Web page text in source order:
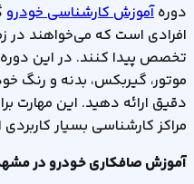
دورهآموزش کارشناسی خودرو
افرادی است که می‌خواهند در
تخصص پیدا کنند. در این
موتور، گیربکس، بدنه و رنگ
دقیق ارائه دهید. این مهارت
مراکز کارشناسی بسیار
آموزش صافکاری خودرو در